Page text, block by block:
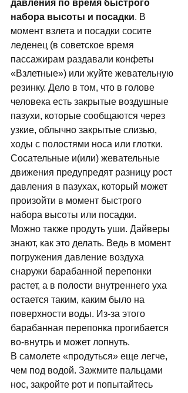
давления по время быстрого
набора высоты и посадки. В
момент взлета и посадки сосите
леденец (в советское время
пассажирам раздавали конфеты
«Взлетные») или жуйте жевательную
резинку. Дело в том, что в голове
человека есть закрытые воздушные
пазухи, которые сообщаются через
узкие, облычно закрытые слизью,
ходы с полостями носа или глотки.
Сосательные и(или) жевательные
движения предупредят разницу рост
давления в пазухах, который может
произойти в момент быстрого
набора высоты или посадки.
Можно также продуть уши. Дайверы
знают, как это делать. Ведь в момент
погружения давление воздуха
снаружи барабанной перепонки
растет, а в полости внутреннего уха
остается таким, каким было на
поверхности воды. Из-за этого
барабанная перепонка прогибается
во-внутрь и может лопнуть.
В самолете «продуться» еще легче,
чем под водой. Зажмите пальцами
нос, закройте рот и попытайтесь